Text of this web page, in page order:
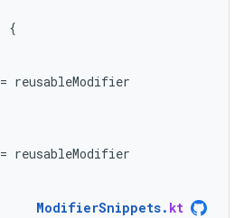
{
= reusableModifier
= reusableModifier
ModifierSnippets. kt